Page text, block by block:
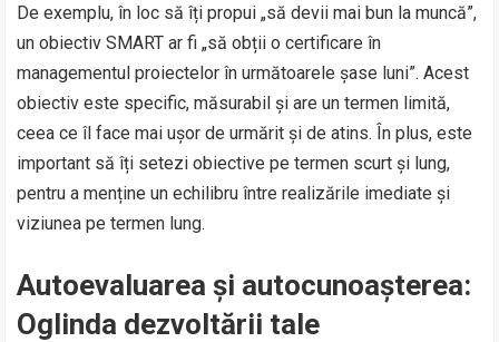
De exemplu, în loc să îți propui „să devii mai bun la muncă”,
un obiectiv SMART ar fi „să obții o certificare în
managementul proiectelor în următoarele șase luni”. Acest
obiectiv este specific, măsurabil și are un termen limită,
ceea ce îl face mai ușor de urmărit și de atins. În plus, este
important să îți setezi obiective pe termen scurt și lung,
pentru a menține un echilibru între realizările imediate și
viziunea pe termen lung.
Autoevaluarea și autocunoașterea:
Oglinda dezvoltării tale